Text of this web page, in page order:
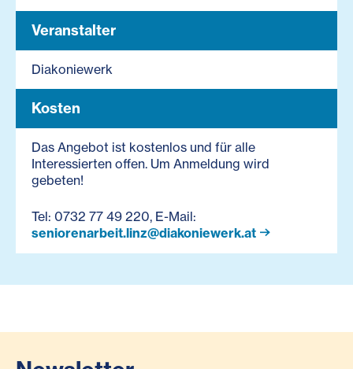
Veranstalter
Diakoniewerk
Kosten
Das Angebot ist kostenlos und für alle
Interessierten offen. Um Anmeldung wird
gebeten!
Tel: 0732 77 49 220, E-Mail:
seniorenarbeit.linz@diakoniewerk.at